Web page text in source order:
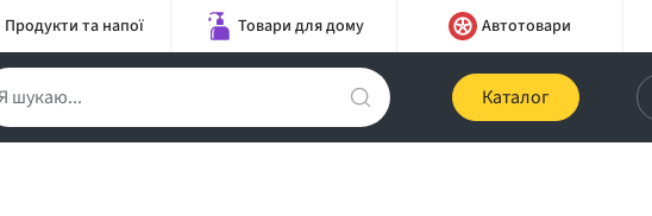
Продукти та напої Товари для дому Автотовари
Каталог